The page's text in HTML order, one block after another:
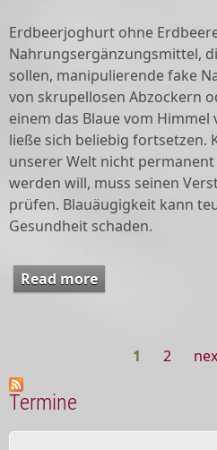
Erdbeerjoghurt ohne
Nahrungsergänzungsmittel,
sollen, manipulierende fake
von skrupellosen Abzockern
einem das Blaue vom Himmel
ließe sich beliebig fortsetzen.
unserer Welt nicht
werden will, muss seinen
prüfen. Blauäugigkeit kann
Gesundheit schaden.
Read more
1 2
Termine